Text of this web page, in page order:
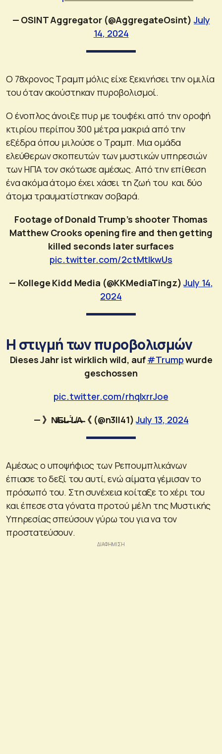
— OSINT Aggregator (@AggregateOsint)July
14, 2024
O 78χρονος Τραμπ μόλις είχε ξεκινήσει την ομιλία
του όταν ακούστηκαν πυροβολισμοί.
Ο ένοπλος άνοιξε πυρ με τουφέκι από την οροφή
κτιρίου περίπου 300 μέτρα μακριά από την
εξέδρα όπου μιλούσε ο Τραμπ. Μια ομάδα
ελεύθερων σκοπευτών των μυστικών υπηρεσιών
των ΗΠΑ τον σκότωσε αμέσως. Από την επίθεση
ένα ακόμα άτομο έχει χάσει τη ζωή του και δύο
άτομα τραυματίστηκαν σοβαρά.
Footage of Donald Trump’s shooter Thomas
Matthew Crooks opening fire and then getting
killed seconds later surfaces
pic.twitter.com/2ctMtIkwUs
— Kollege Kidd Media (@KKMediaTingz)July 14,
2024
Η στιγμή των πυροβολισμών
Dieses Jahr ist wirklich wild, auf#Trumpwurde
geschossen
pic.twitter.com/rhqlxrrJoe
— 》N̶̸E̶̴L̶̴ ̈́̕L̶̸A̶̴《 (@n3ll41)July 13, 2024
Αμέσως ο υποψήφιος των Ρεπουμπλικάνων
έπιασε το δεξί του αυτί, ενώ αίματα γέμισαν το
πρόσωπό του. Στη συνέχεια κοίταξε το χέρι του
και έπεσε στα γόνατα προτού μέλη της Μυστικής
Υπηρεσίας σπεύσουν γύρω του για να τον
προστατεύσουν.